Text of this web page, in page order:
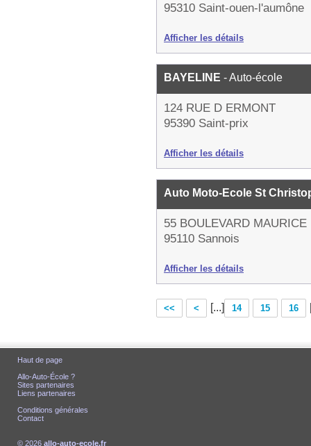
95310 Saint-ouen-l'aumône
Afficher les détails
BAYELINE - Auto-école
124 RUE D ERMONT
95390 Saint-prix
Afficher les détails
Auto Moto-Ecole St
55 BOULEVARD MAURICE
95110 Sannois
Afficher les détails
<< < [...] 14 15 16
Haut de page
Allo-Auto-École ?
Sites partenaires
Liens partenaires
Conditions générales
Contact
© 2026 allo-auto-ecole.fr